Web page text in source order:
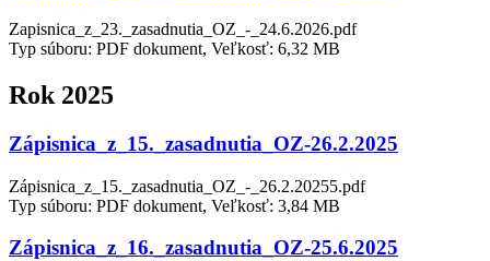
Zapisnica_z_23._zasadnutia_OZ_-_24.6.2026.pdf
Typ súboru: PDF dokument, Veľkosť: 6,32 MB
Rok 2025
Zápisnica_z_15._zasadnutia_OZ-26.2.2025
Zápisnica_z_15._zasadnutia_OZ_-_26.2.20255.pdf
Typ súboru: PDF dokument, Veľkosť: 3,84 MB
Zápisnica_z_16._zasadnutia_OZ-25.6.2025